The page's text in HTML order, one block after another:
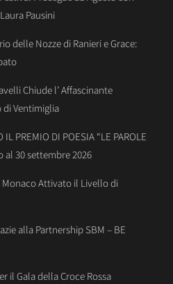
Pausini
delle Nozze di Ranieri e Grace:
Chiude l’ Affascinante
di Ventimiglia
PREMIO DI POESIA “LE PAROLE
al 30 settembre 2026
Attivato il Livello di
alla Partnership SBM – BE
il Gala della Croce Rossa